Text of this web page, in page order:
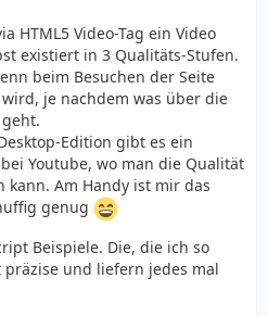
HTML5 Video-Tag ein Video
existiert in 3 Qualitäts-Stufen.
beim Besuchen der Seite
je nachdem was über die
Edition gibt es ein
Youtube, wo man die Qualität
Am Handy ist mir das
genug
Beispiele. Die, die ich so
und liefern jedes mal